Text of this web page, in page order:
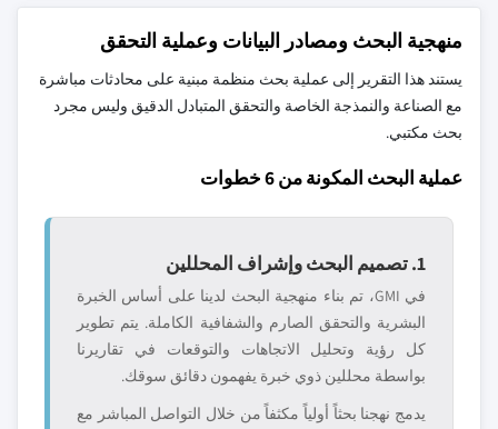
منهجية البحث ومصادر البيانات وعملية التحقق
يستند هذا التقرير إلى عملية بحث منظمة مبنية على محادثات مباشرة
مع الصناعة والنمذجة الخاصة والتحقق المتبادل الدقيق وليس مجرد
بحث مكتبي.
عملية البحث المكونة من 6 خطوات
1. تصميم البحث وإشراف المحللين
في GMI، تم بناء منهجية البحث لدينا على أساس الخبرة
البشرية والتحقق الصارم والشفافية الكاملة. يتم تطوير
كل رؤية وتحليل الاتجاهات والتوقعات في تقاريرنا
بواسطة محللين ذوي خبرة يفهمون دقائق سوقك.
يدمج نهجنا بحثاً أولياً مكثفاً من خلال التواصل المباشر مع